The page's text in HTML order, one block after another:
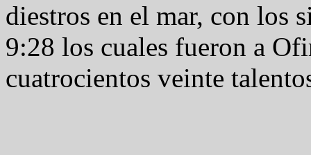
diestros en el mar, con los
9:28 los cuales fueron a
cuatrocientos veinte